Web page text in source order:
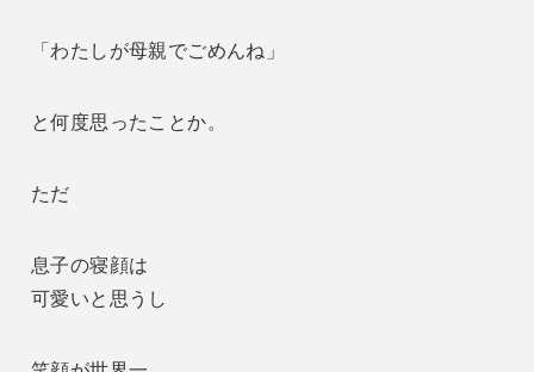
「わたしが母親でごめんね」
と何度思ったことか。
ただ
息子の寝顔は
可愛いと思うし